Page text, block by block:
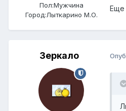
Пол:Мужчина
Город:Лыткарино М.О.
Еще
Зеркало